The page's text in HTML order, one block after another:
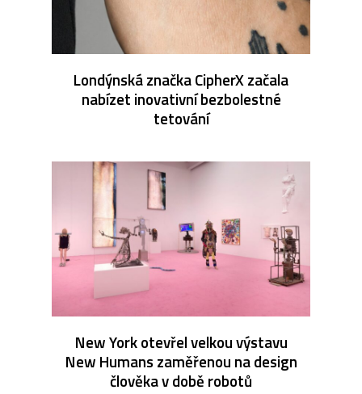
Londýnská značka CipherX začala
nabízet inovativní bezbolestné
tetování
New York otevřel velkou výstavu
New Humans zaměřenou na design
člověka v době robotů